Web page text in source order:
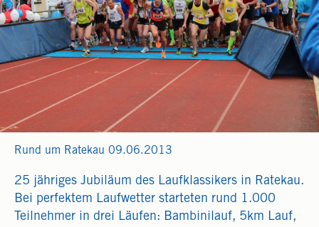
Rund um Ratekau 09.06.2013
25 jähriges Jubiläum des Laufklassikers in Ratekau.
Bei perfektem Laufwetter starteten rund 1.000
Teilnehmer in drei Läufen: Bambinilauf, 5km Lauf,